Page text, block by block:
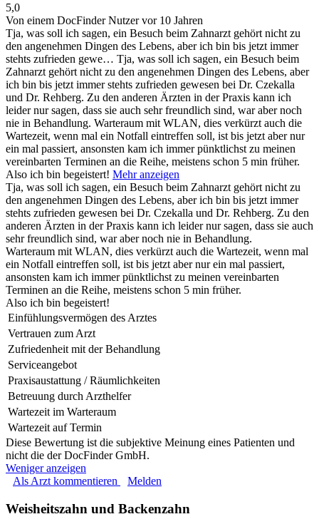
5,0
Von einem DocFinder Nutzervor 10 Jahren
Tja, was soll ich sagen, ein Besuch beim Zahnarzt gehört nicht zu
den angenehmen Dingen des Lebens, aber ich bin bis jetzt immer
stehts zufrieden gewe… Tja, was soll ich sagen, ein Besuch beim
Zahnarzt gehört nicht zu den angenehmen Dingen des Lebens, aber
ich bin bis jetzt immer stehts zufrieden gewesen bei Dr. Czekalla
und Dr. Rehberg. Zu den anderen Ärzten in der Praxis kann ich
leider nur sagen, dass sie auch sehr freundlich sind, war aber noch
nie in Behandlung. Warteraum mit WLAN, dies verkürzt auch die
Wartezeit, wenn mal ein Notfall eintreffen soll, ist bis jetzt aber nur
ein mal passiert, ansonsten kam ich immer pünktlichst zu meinen
vereinbarten Terminen an die Reihe, meistens schon 5 min früher.
Also ich bin begeistert! Mehr anzeigen
Tja, was soll ich sagen, ein Besuch beim Zahnarzt gehört nicht zu
den angenehmen Dingen des Lebens, aber ich bin bis jetzt immer
stehts zufrieden gewesen bei Dr. Czekalla und Dr. Rehberg. Zu den
anderen Ärzten in der Praxis kann ich leider nur sagen, dass sie auch
sehr freundlich sind, war aber noch nie in Behandlung.
Warteraum mit WLAN, dies verkürzt auch die Wartezeit, wenn mal
ein Notfall eintreffen soll, ist bis jetzt aber nur ein mal passiert,
ansonsten kam ich immer pünktlichst zu meinen vereinbarten
Terminen an die Reihe, meistens schon 5 min früher.
Also ich bin begeistert!
Einfühlungsvermögen des Arztes
Vertrauen zum Arzt
Zufriedenheit mit der Behandlung
Serviceangebot
Praxisaustattung / Räumlichkeiten
Betreuung durch Arzthelfer
Wartezeit im Warteraum
Wartezeit auf Termin
Diese Bewertung ist die subjektive Meinung eines Patienten und
nicht die der DocFinder GmbH.
Weniger anzeigen
Als Arzt kommentieren
Melden
Weisheitszahn und Backenzahn